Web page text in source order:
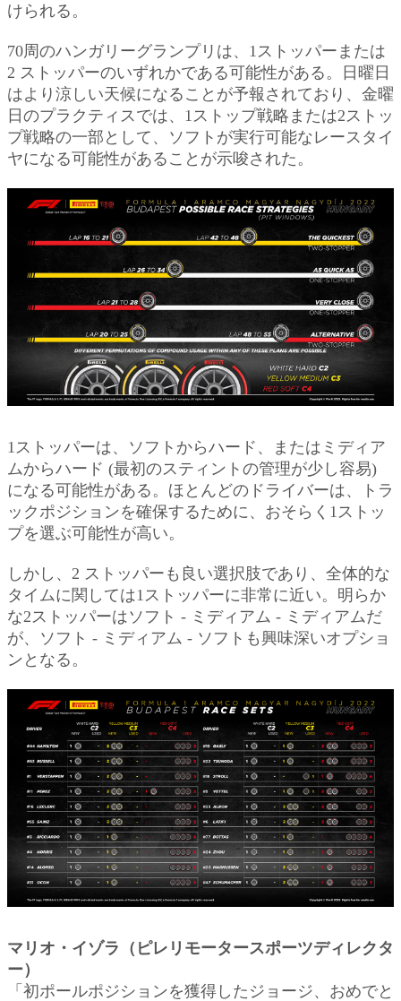
けられる。
70周のハンガリーグランプリは、1ストッパーまたは
2 ストッパーのいずれかである可能性がある。日曜日
はより涼しい天候になることが予報されており、金曜
日のプラクティスでは、1ストップ戦略または2ストッ
プ戦略の一部として、ソフトが実行可能なレースタイ
ヤになる可能性があることが示唆された。
1ストッパーは、ソフトからハード、またはミディア
ムからハード (最初のスティントの管理が少し容易)
になる可能性がある。ほとんどのドライバーは、トラ
ックポジションを確保するために、おそらく1ストッ
プを選ぶ可能性が高い。
しかし、2 ストッパーも良い選択肢であり、全体的な
タイムに関しては1ストッパーに非常に近い。明らか
な2ストッパーはソフト - ミディアム - ミディアムだ
が、ソフト - ミディアム - ソフトも興味深いオプショ
ンとなる。
マリオ・イゾラ（ピレリモータースポーツディレクタ
ー）
「初ポールポジションを獲得したジョージ、おめでと